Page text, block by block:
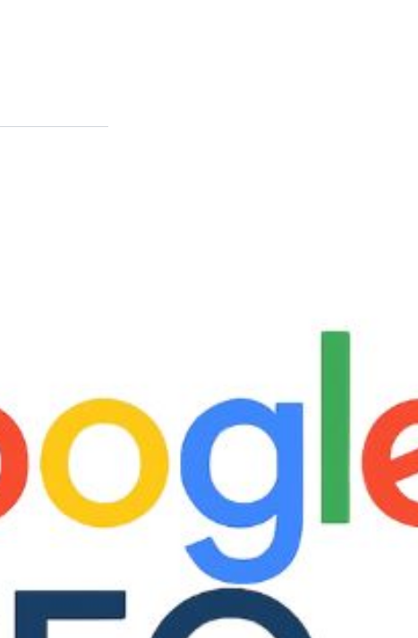
多
种
变
体。
可
在